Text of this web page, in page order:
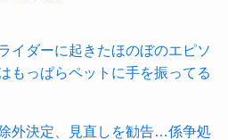
イダーに起きたほのぼのエピソ
もっぱらペットに手を振ってる
外決定、見直しを勧告…係争処